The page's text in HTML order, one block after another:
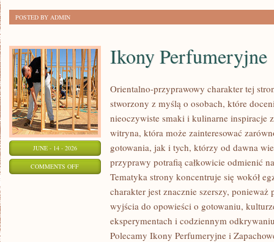
POSTED BY ADMIN
JUNE - 14 - 2026
COMMENTS OFFON
PERFUMERYJNE
Ikony Perfumeryjne
Orientalno-przyprawowy charakter tej
stworzony z myślą o osobach, które
nieoczywiste smaki i kulinarne inspiracje
witryna, która może zainteresować
gotowania, jak i tych, którzy od dawna
przyprawy potrafią całkowicie odmienić
Tematyka strony koncentruje się wokół
charakter jest znacznie szerszy,
wyjścia do opowieści o gotowaniu,
eksperymentach i codziennym
Polecamy Ikony Perfumeryjne i